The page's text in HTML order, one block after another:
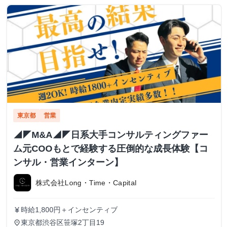
東京都 営業
◢◤M&A◢◤日系大手コンサルティングファー
ム元COOもとで経験する圧倒的な成長体験【コ
ンサル・営業インターン】
株式会社Long・Time・Capital
currency_yen 時給1,800円＋インセンティブ
place東京都渋谷区笹塚2丁目19